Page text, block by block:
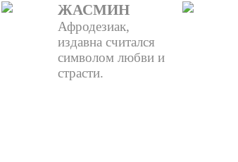
ЖАСМИН
Афродезиак,
издавна считался
символом любви и
страсти.